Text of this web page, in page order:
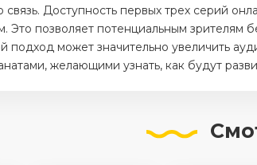
Доступность первых трех серий
Это позволяет потенциальным зрителям
подход может значительно увеличить
желающими узнать, как будут